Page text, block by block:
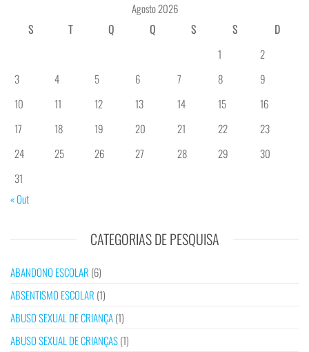
Agosto 2026
S
T Q Q S S
D
1
2
3
4 5 6 7 8
9
10
11 12 13 14 15
16
17
18 19 20 21 22
23
24
25 26 27 28 29
30
31
« Out
CATEGORIAS DE PESQUISA
ABANDONO ESCOLAR (6)
ABSENTISMO ESCOLAR (1)
ABUSO SEXUAL DE CRIANÇA(1)
ABUSO SEXUAL DE CRIANÇAS(1)